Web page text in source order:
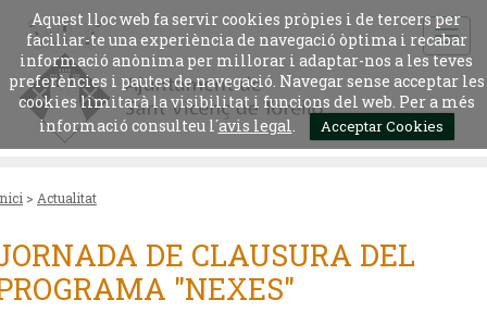
Aquest lloc web fa servir cookies pròpies i de tercers per
faciliar-te una experiència de navegació òptima i recabar
informació anònima per millorar i adaptar-nos a les teves
preferències i pautes de navegació. Navegar sense acceptar les
cookies limitarà la visibilitat i funcions del web. Per a més
informació consulteu l´avis legal. Acceptar Cookies
> Actualitat
DE CLAUSURA DEL
"NEXES"